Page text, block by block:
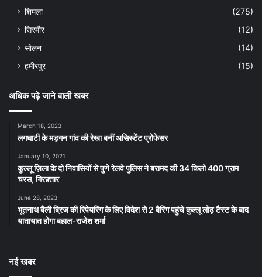
शिमला
(275)
सिरमौर
(12)
सोलन
(14)
हमीरपुर
(15)
अधिक पढ़े जाने वाली खबर
March 18, 2023
लगघाटी के मड़गन गांव की रेखा बनीं असिस्टेंट प्रोफेसर
January 10, 2021
कुल्लू ज़िला के दो निवासियों से पुणे रेलवे पुलिस ने बरामद की 34 किलो 400 ग्राम
चरस, गिरफ़्तार
June 28, 2023
भूतनाथ बैली ब्रिज की रिपेयरिंग के लिए विदेश से 2 बैरिंग पहुंचे कुल्लू लोढ़ टैस्ट के बाद
यातायात होगा बहाल-राजेश शर्मा
नई खबर